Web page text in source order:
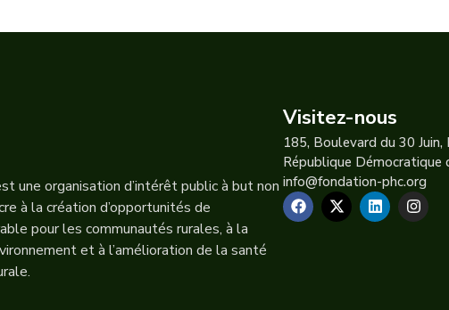
une organisation d’intérêt public à but non
à la création d’opportunités de
pour les communautés rurales, à la
et à l’amélioration de la santé
Visitez-nous
185, Boulevard du 30 Juin,
République Démocratique
info@fondation-phc.org